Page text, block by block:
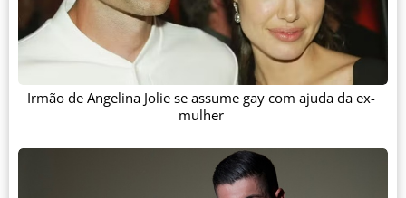
Irmão de Angelina Jolie se assume gay com ajuda da ex-
mulher